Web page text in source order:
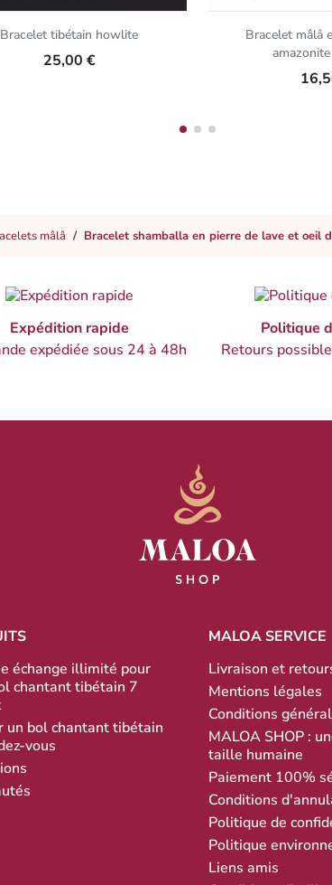
Bracelet tibétain howlite
25,00 €
Bracelet mâlâ
mâlâ Bracelet shamballa en pierre de lave et oeil
Expédition rapide
expédiée sous 24 à 48h
Politique
Retours
échange illimité pour
chantant tibétain 7
un bol chantant tibétain
vous
MALOA SERVICE
Livraison et
Mentions légales
Conditions
MALOA SHOP :
taille humaine
Paiement 100%
Conditions
Politique de
Politique
Liens amis